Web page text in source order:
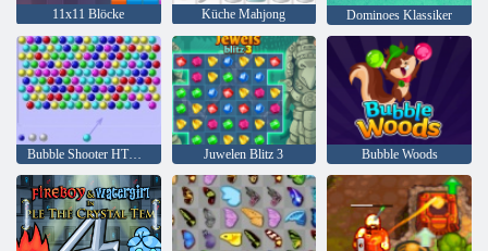
11x11 Blöcke Küche Mahjong Dominoes Klassiker
Bubble Shooter HTML5 Juwelen Blitz 3 Bubble Woods